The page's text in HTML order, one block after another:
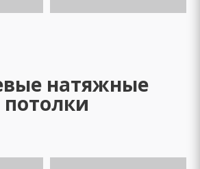
натяжные
потолки